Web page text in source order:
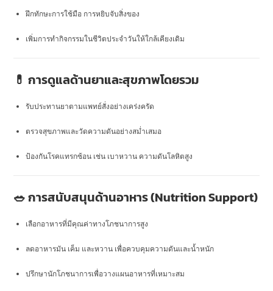
ฝึกทักษะการใช้มือ การหยิบจับสิ่งของ
เพิ่มการทำกิจกรรมในชีวิตประจำวันให้ใกล้เคียงเดิม
💊 การดูแลด้านยาและสุขภาพโดยรวม
รับประทานยาตามแพทย์สั่งอย่างเคร่งครัด
ตรวจสุขภาพและวัดความดันอย่างสม่ำเสมอ
ป้องกันโรคแทรกซ้อน เช่น เบาหวาน ความดันโลหิตสูง
🥗 การสนับสนุนด้านอาหาร (Nutrition Support)
เลือกอาหารที่มีคุณค่าทางโภชนาการสูง
ลดอาหารมัน เค็ม และหวาน เพื่อควบคุมความดันและน้ำหนัก
ปรึกษานักโภชนาการเพื่อวางแผนอาหารที่เหมาะสม